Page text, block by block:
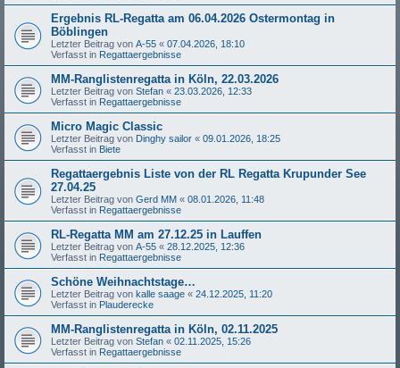
Ergebnis RL-Regatta am 06.04.2026 Ostermontag in
Böblingen
Letzter Beitrag von A-55 « 07.04.2026, 18:10
Verfasst in Regattaergebnisse
MM-Ranglistenregatta in Köln, 22.03.2026
Letzter Beitrag von Stefan « 23.03.2026, 12:33
Verfasst in Regattaergebnisse
Micro Magic Classic
Letzter Beitrag von Dinghy sailor « 09.01.2026, 18:25
Verfasst in Biete
Regattaergebnis Liste von der RL Regatta Krupunder See
27.04.25
Letzter Beitrag von Gerd MM « 08.01.2026, 11:48
Verfasst in Regattaergebnisse
RL-Regatta MM am 27.12.25 in Lauffen
Letzter Beitrag von A-55 « 28.12.2025, 12:36
Verfasst in Regattaergebnisse
Schöne Weihnachtstage…
Letzter Beitrag von kalle saage « 24.12.2025, 11:20
Verfasst in Plauderecke
MM-Ranglistenregatta in Köln, 02.11.2025
Letzter Beitrag von Stefan « 02.11.2025, 15:26
Verfasst in Regattaergebnisse